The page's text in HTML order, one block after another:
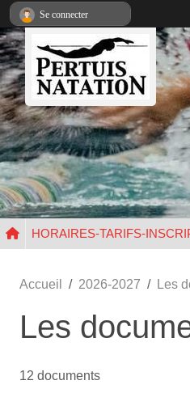
HORAIRES-TARIFS-
Accueil 2026-2027 Les
Les
12 documents
Se connecter
Panneau de gestion des cookies